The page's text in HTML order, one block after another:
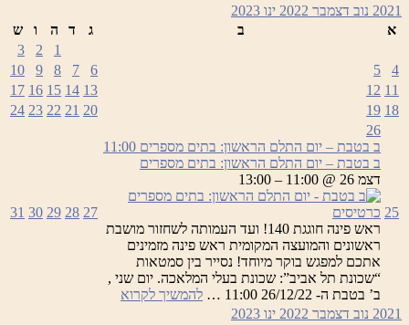
2021 נוב דצמבר 2022 ינו 2023
א
ב ג ד ה ו
ש
1
2
3
4
5
6
7
8
9
10
11
12
13
14
15
16
17
18
19
20
21
22
23
24
25
26
ב בטבת – יום התלם הראשון: בתים מספרים 11:00
ב בטבת – יום התלם הראשון: בתים מספרים
דצמ 26 @ 11:00 – 13:00
כרטיסים
ראש פינה חוגגת 140! ועד העמותה לשחזור מושבת
ראשונים והמועצה המקומית ראש פינה מזמינים
אתכם למפגש בוקר מיוחד! נסייר בין סמטאות
“שכונת תל אביב”: שכונת בעלי המלאכה. יום שני ,
ב’ בטבת ה- 26/12/22 11:00 …
להמשיך לקרוא
27
28
29
30
31
2021 נוב דצמבר 2022 ינו 2023